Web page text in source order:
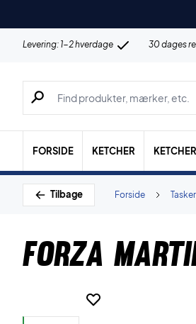
Levering: 1-2 hverdage 30 dages
Søg efter produkter, mærker etc.
FORSIDE KETCHER
Tilbage Tasker
Forside
Forza